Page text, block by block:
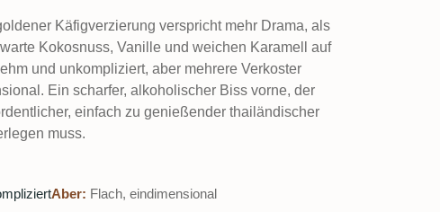
Käfigverzierung verspricht mehr Drama, als
Kokosnuss, Vanille und weichen Karamell auf
und unkompliziert, aber mehrere Verkoster
Ein scharfer, alkoholischer Biss vorne, der
einfach zu genießender thailändischer
muss.
Aber: Flach, eindimensional